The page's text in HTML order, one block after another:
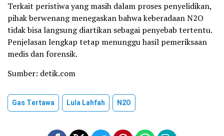
Terkait peristiwa yang masih dalam proses penyelidikan,
pihak berwenang menegaskan bahwa keberadaan N2O
tidak bisa langsung diartikan sebagai penyebab tertentu.
Penjelasan lengkap tetap menunggu hasil pemeriksaan
medis dan forensik.
Sumber: detik.com
Gas Tertawa Lula Lahfah N2O